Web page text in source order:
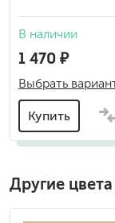
В наличии
1 470 ₽
Выбрать
Купить
Другие